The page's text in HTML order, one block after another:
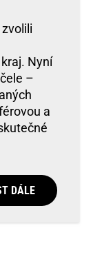
Nyní
–
a
DÁLE